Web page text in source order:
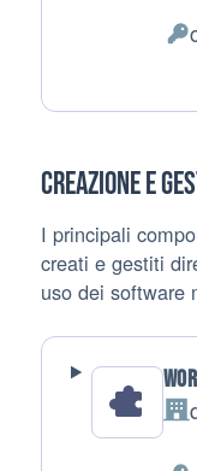
Creazione e
I principali
creati e gestiti
uso dei software